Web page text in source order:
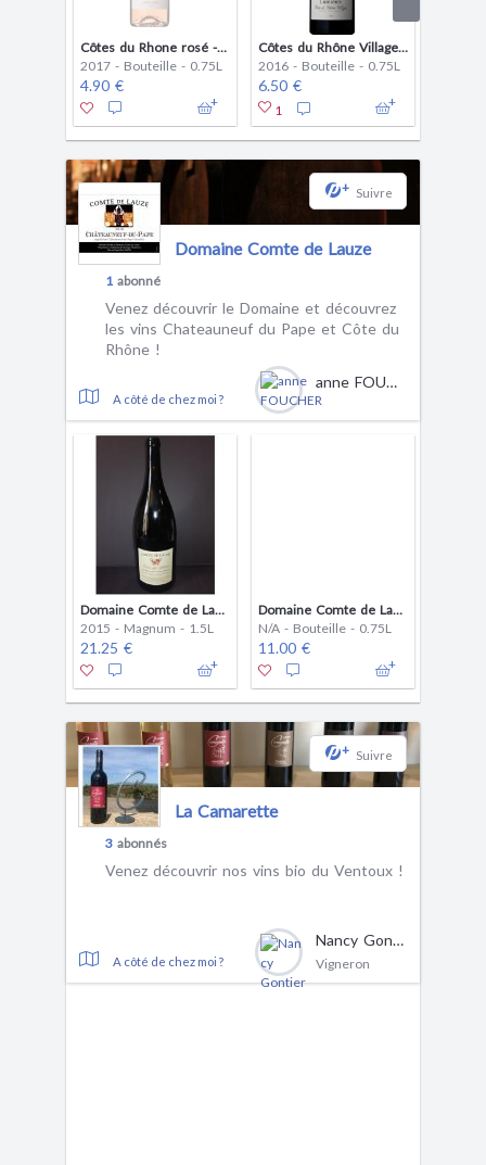
Côtes du Rhone rosé - rosé
2017 - Bouteille - 0.75L
4.90 €
Côtes du Rhône Village - rouge
2016 - Bouteille - 0.75L
6.50 €
1
+ Suivre
Domaine Comte de Lauze
1abonné
Venez découvrir le Domaine et découvrez
les vins Chateauneuf du Pape et Côte du
Rhône !
A côté de chez moi ?
anne FOUCHER
Domaine Comte de Lauze - rouge
2015 - Magnum - 1.5L
21.25 €
Domaine Comte de Lauze - Blanc
N/A - Bouteille - 0.75L
11.00 €
+ Suivre
La Camarette
3 abonnés
Venez découvrir nos vins bio du Ventoux !
A côté de chez moi ?
Nancy Gontier
Vigneron